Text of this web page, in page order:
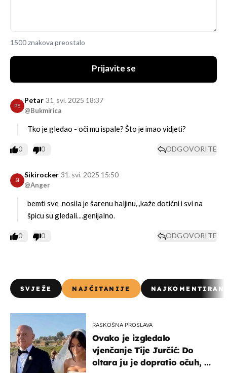
1500 znakova preostalo
Prijavite se
PE
Petar
@Bukmirica
31. svi. 2025 18:37
Tko je gledao - oči mu ispale? Što je imao vidjeti?
0 0 ODGOVORITE
SI
Sikirocker
@Anger
31. svi. 2025 15:50
bemti sve ,nosila je šarenu haljinu,,,kaže dotični i svi na
špicu su gledali....genijalno.
0 0 ODGOVORITE
SVJEŽE NAJČITANIJE
RASKOŠNA PROSLAVA
Ovako je izgledalo
vjenčanje Tije Jurčić: Do
oltara ju je dopratio očuh, a